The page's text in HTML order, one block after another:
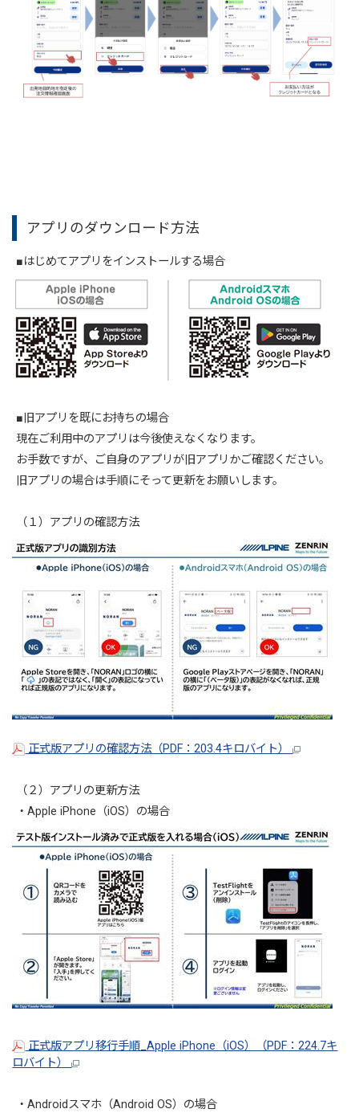
アプリのダウンロード方法
■はじめてアプリをインストールする場合
■旧アプリを既にお持ちの場合
現在ご利用中のアプリは今後使えなくなります。
お手数ですが、ご自身のアプリが旧アプリかご確認ください。
旧アプリの場合は手順にそって更新をお願いします。
（１）アプリの確認方法
正式版アプリの確認方法（PDF：203.4キロバイト）
（２）アプリの更新方法
・Apple iPhone（iOS）の場合
正式版アプリ移行手順_Apple iPhone（iOS）（PDF：224.7キ
ロバイト）
・Androidスマホ（Android OS）の場合